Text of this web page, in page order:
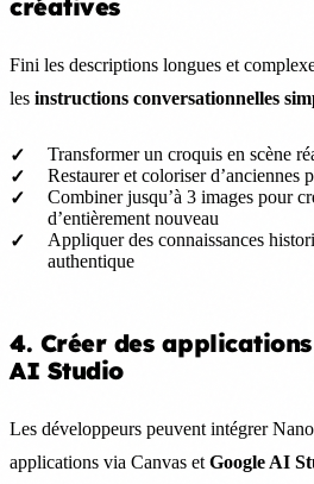
créatives
Fini les descriptions longues et
les instructions conversationnelles
Transformer un croquis en scène
Restaurer et coloriser d’anciennes
Combiner jusqu’à 3 images pour
d’entièrement nouveau
Appliquer des connaissances
authentique
4. Créer des
AI Studio
Les développeurs peuvent intégrer
applications via Canvas et Google AI